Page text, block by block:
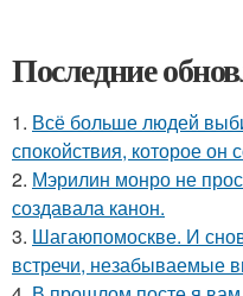
Последние
1. Всё больше людей
спокойствия, которое он
2. Мэрилин монро не
создавала канон.
3. Шагаюпомоскве. И
встречи, незабываемые